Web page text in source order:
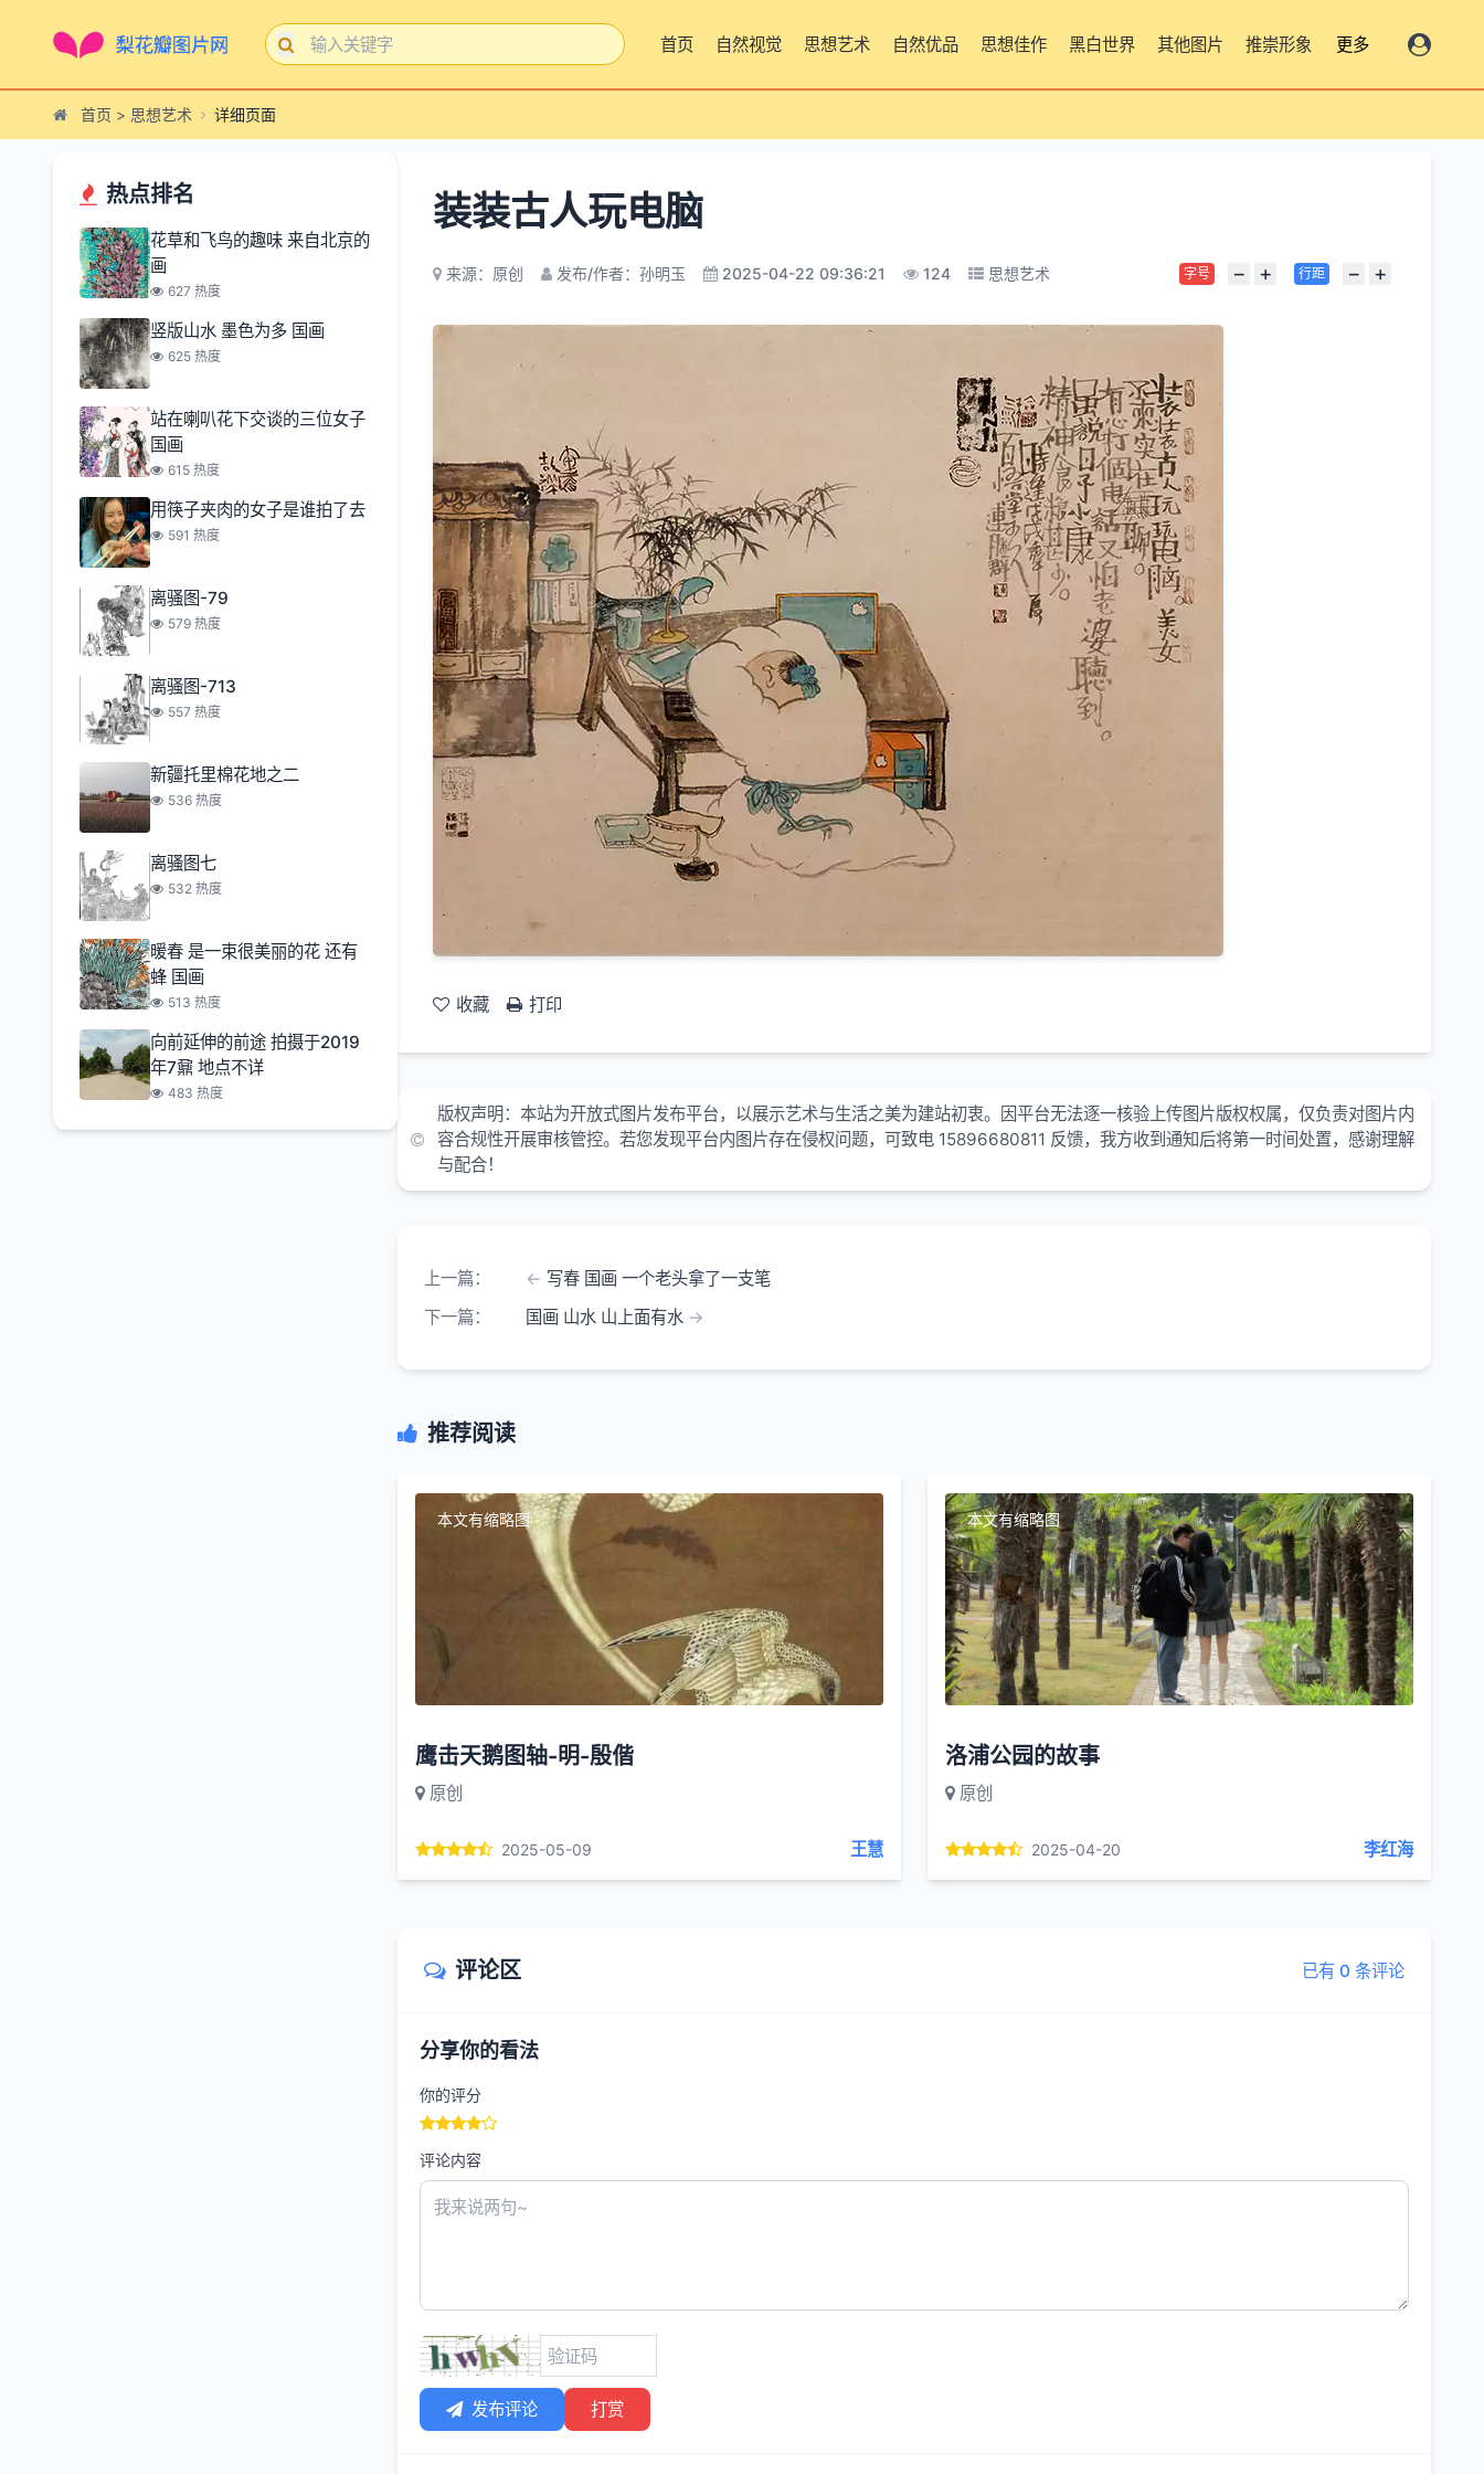
首页 自然视觉 思想艺术 自然优品 思想佳作 黑白世界 其他图片 推崇形象 更多
首页 > 思想艺术 详细页面
热点排名
花草和飞鸟的趣味 来自北京的
画
627 热度
竖版山水 墨色为多 国画
625 热度
站在喇叭花下交谈的三位女子
国画
615 热度
用筷子夹肉的女子是谁拍了去
591 热度
离骚图-79
579 热度
离骚图-713
557 热度
新疆托里棉花地之二
536 热度
离骚图七
532 热度
暖春 是一束很美丽的花 还有
蜂 国画
513 热度
向前延伸的前途 拍摄于2019
年7鼐 地点不详
483 热度
装装古人玩电脑
来源：原创 发布/作者：孙明玉 2025-04-22 09:36:21 124 思想艺术 字号 − + 行距 − +
收藏 打印
版权声明：本站为开放式图片发布平台，以展示艺术与生活之美为建站初衷。因平台无法逐一核验上传图片版权权属，仅负责对图片内
容合规性开展审核管控。若您发现平台内图片存在侵权问题，可致电 15896680811 反馈，我方收到通知后将第一时间处置，感谢理解
与配合！
上一篇：
写春 国画 一个老头拿了一支笔
下一篇：
国画 山水 山上面有水
推荐阅读
本文有缩略图
鹰击天鹅图轴-明-殷偕
原创
2025-05-09 王慧
本文有缩略图
洛浦公园的故事
原创
2025-04-20 李红海
评论区 已有 0 条评论
分享你的看法
你的评分
评论内容
发布评论 打赏